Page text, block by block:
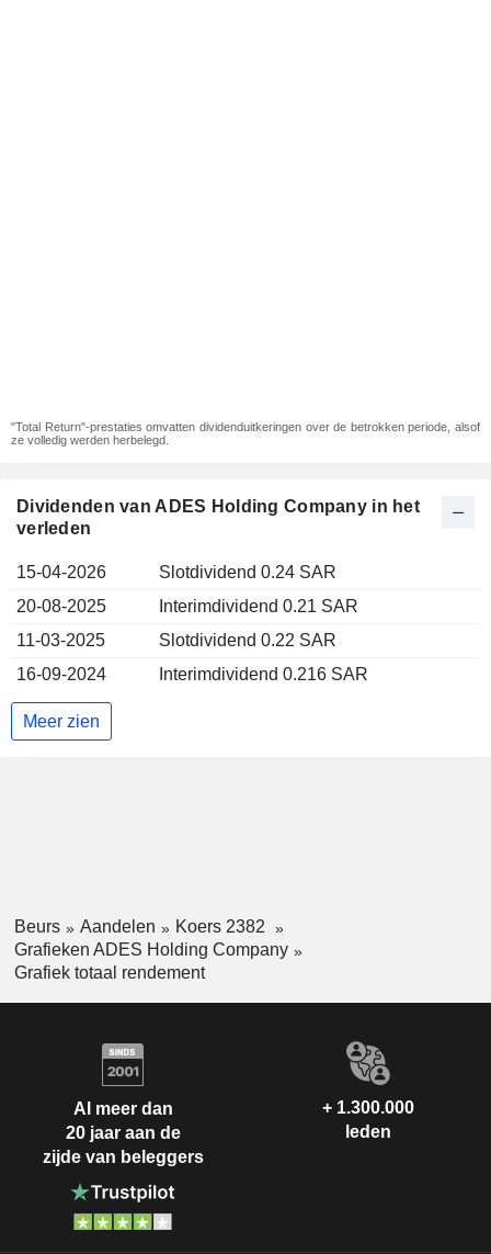
"Total Return"-prestaties omvatten dividenduitkeringen over de betrokken periode, alsof
ze volledig werden herbelegd.
Dividenden van ADES Holding Company in het
verleden
15-04-2026
Slotdividend 0.24 SAR
20-08-2025
Interimdividend 0.21 SAR
11-03-2025
Slotdividend 0.22 SAR
16-09-2024
Interimdividend 0.216 SAR
Meer zien
Beurs Aandelen
Koers 2382
Grafieken ADES Holding Company
Grafiek totaal rendement
Al meer dan
20 jaar aan de
zijde van beleggers
+ 1.300.000
leden